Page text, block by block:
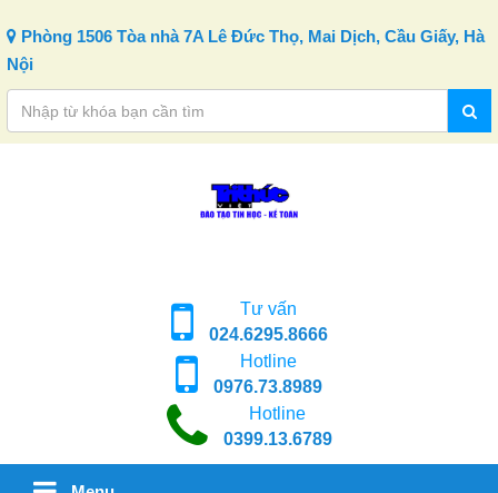
Phòng 1506 Tòa nhà 7A Lê Đức Thọ, Mai Dịch, Cầu Giấy, Hà
Nội
Tư vấn
024.6295.8666
Hotline
0976.73.8989
Hotline
0399.13.6789